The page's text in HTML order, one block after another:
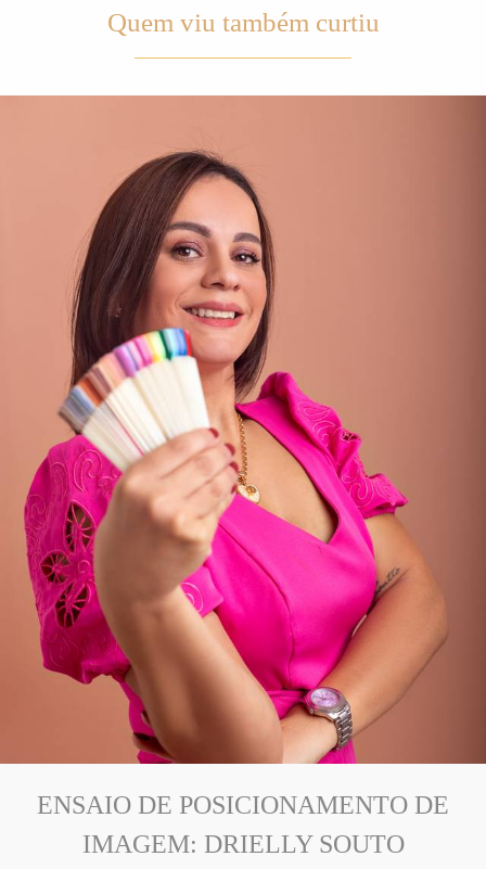
Quem viu também curtiu
ENSAIO DE POSICIONAMENTO DE
IMAGEM: DRIELLY SOUTO